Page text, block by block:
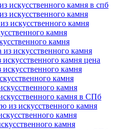
искусственного камня в спб
искусственного камня
искусственного камня
камня
камня
искусственного камня
камня цена
камня
камня
камня
камня в СПб
из искусственного камня
камня
камня